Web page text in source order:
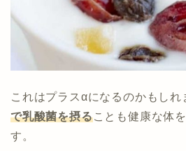
これはプラスαになるのかもしれ
で乳酸菌を摂ることも健康な体
す。